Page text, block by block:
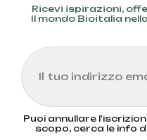
Ricevi ispirazioni,
Il mondo Bioitalia
Puoi annullare
scopo, cerca le info